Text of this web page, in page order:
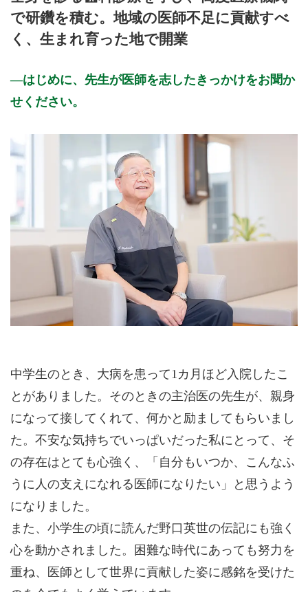
で研鑽を積む。地域の医師不足に貢献すべ
く、生まれ育った地で開業
はじめに、先生が医師を志したきっかけをお聞か
せください。
中学生のとき、大病を患って1カ月ほど入院したこ
とがありました。そのときの主治医の先生が、親身
になって接してくれて、何かと励ましてもらいまし
た。不安な気持ちでいっぱいだった私にとって、そ
の存在はとても心強く、「自分もいつか、こんなふ
うに人の支えになれる医師になりたい」と思うよう
になりました。
また、小学生の頃に読んだ野口英世の伝記にも強く
心を動かされました。困難な時代にあっても努力を
重ね、医師として世界に貢献した姿に感銘を受けた